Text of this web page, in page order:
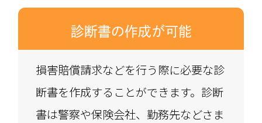
診断書の作成が可能
損害賠償請求などを行う際に必要な診
断書を作成することができます。診断
書は警察や保険会社、勤務先などさま